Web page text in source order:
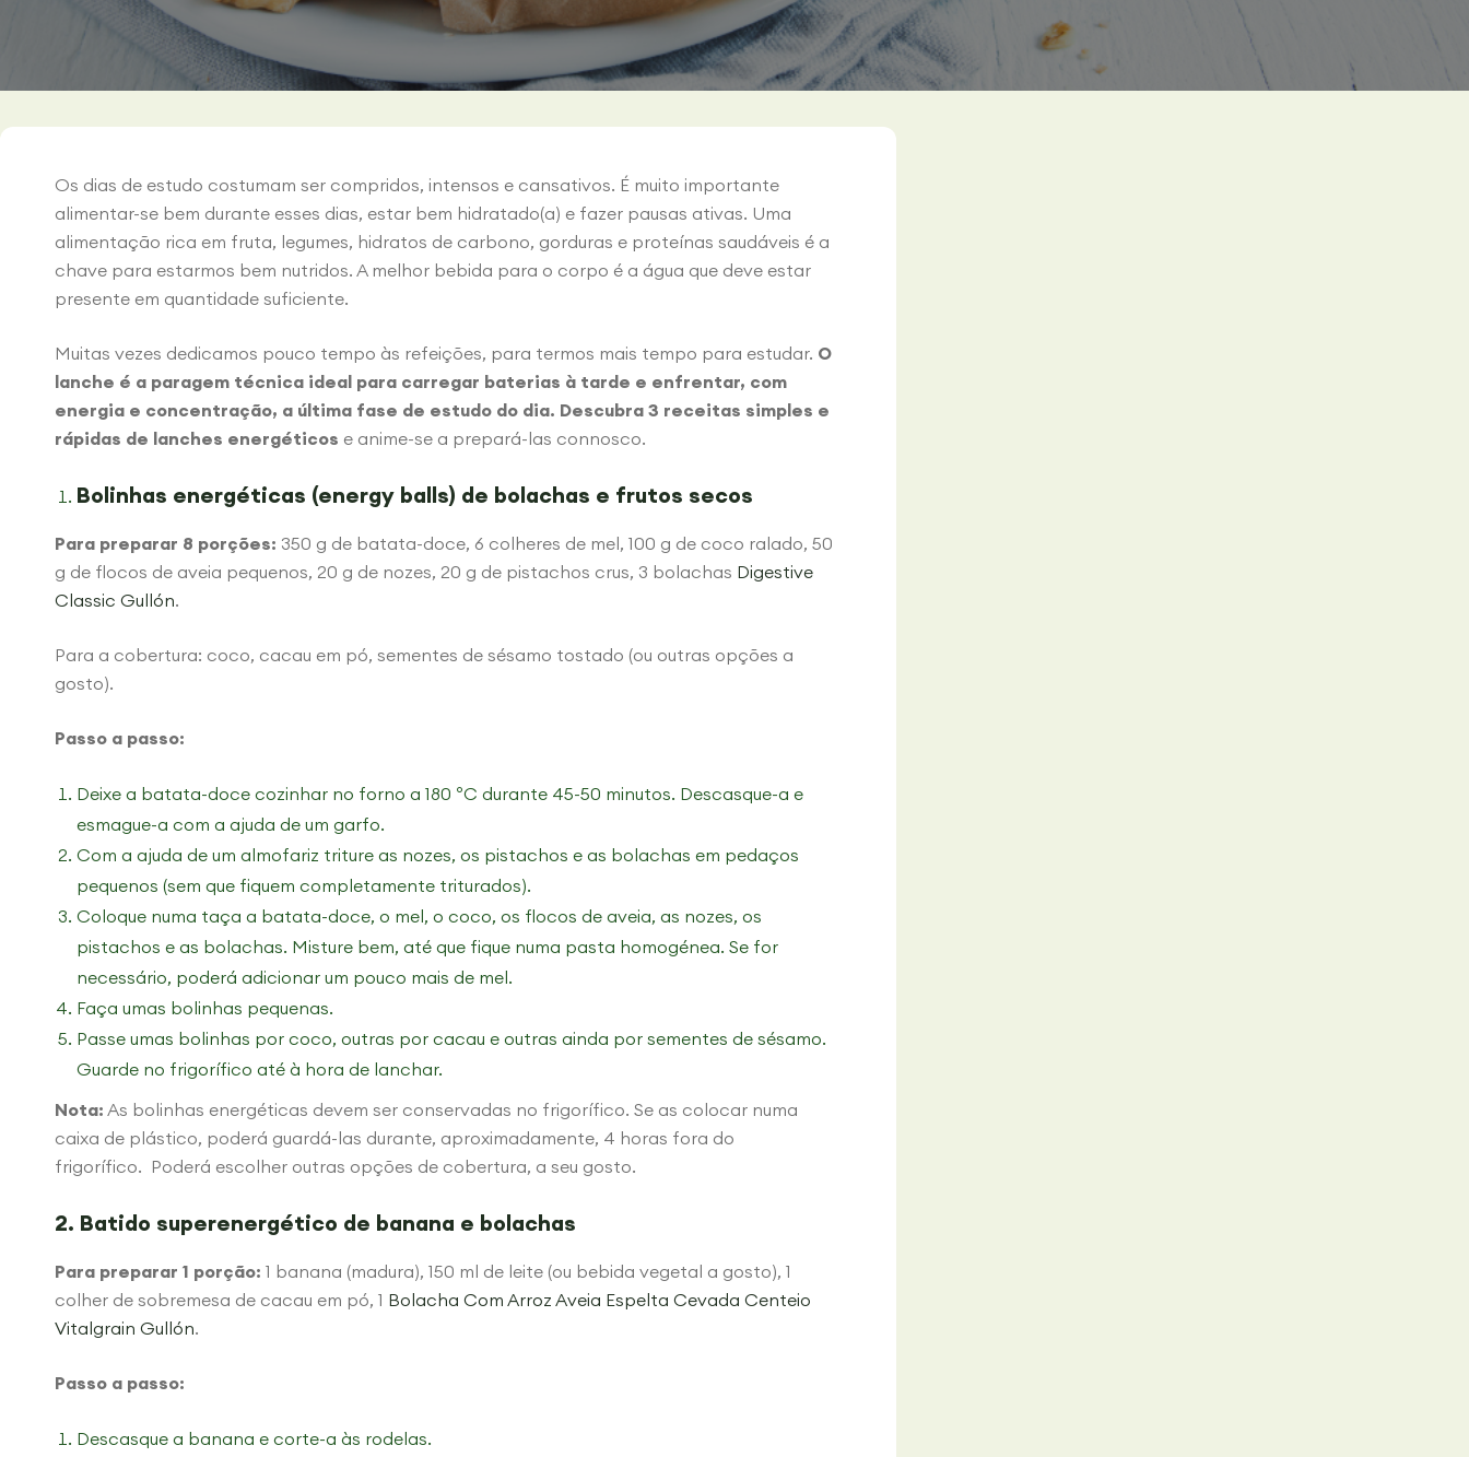
Os dias de estudo costumam ser compridos, intensos e cansativos. É muito importante
alimentar-se bem durante esses dias, estar bem hidratado(a) e fazer pausas ativas. Uma
alimentação rica em fruta, legumes, hidratos de carbono, gorduras e proteínas saudáveis é a
chave para estarmos bem nutridos. A melhor bebida para o corpo é a água que deve estar
presente em quantidade suficiente.
Muitas vezes dedicamos pouco tempo às refeições, para termos mais tempo para estudar. O
lanche é a paragem técnica ideal para carregar baterias à tarde e enfrentar, com
energia e concentração, a última fase de estudo do dia. Descubra 3 receitas simples e
rápidas de lanches energéticos e anime-se a prepará-las connosco.
Bolinhas energéticas (energy balls) de bolachas e frutos secos
Para preparar 8 porções: 350 g de batata-doce, 6 colheres de mel, 100 g de coco ralado, 50
g de flocos de aveia pequenos, 20 g de nozes, 20 g de pistachos crus, 3 bolachas Digestive
Classic Gullón.
Para a cobertura: coco, cacau em pó, sementes de sésamo tostado (ou outras opções a
gosto).
Passo a passo:
Deixe a batata-doce cozinhar no forno a 180 ºC durante 45-50 minutos. Descasque-a e
esmague-a com a ajuda de um garfo.
Com a ajuda de um almofariz triture as nozes, os pistachos e as bolachas em pedaços
pequenos (sem que fiquem completamente triturados).
Coloque numa taça a batata-doce, o mel, o coco, os flocos de aveia, as nozes, os
pistachos e as bolachas. Misture bem, até que fique numa pasta homogénea. Se for
necessário, poderá adicionar um pouco mais de mel.
Faça umas bolinhas pequenas.
Passe umas bolinhas por coco, outras por cacau e outras ainda por sementes de sésamo.
Guarde no frigorífico até à hora de lanchar.
Nota: As bolinhas energéticas devem ser conservadas no frigorífico. Se as colocar numa
caixa de plástico, poderá guardá-las durante, aproximadamente, 4 horas fora do
frigorífico. Poderá escolher outras opções de cobertura, a seu gosto.
2. Batido superenergético de banana e bolachas
Para preparar 1 porção: 1 banana (madura), 150 ml de leite (ou bebida vegetal a gosto), 1
colher de sobremesa de cacau em pó, 1 Bolacha Com Arroz Aveia Espelta Cevada Centeio
Vitalgrain Gullón.
Passo a passo:
Descasque a banana e corte-a às rodelas.